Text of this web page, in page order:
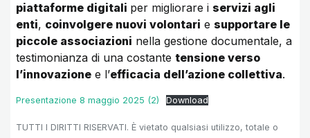
piattaforme digitali per migliorare i servizi agli
enti, coinvolgere nuovi volontari e supportare le
piccole associazioni nella gestione documentale, a
testimonianza di una costante tensione verso
l’innovazione e l’efficacia dell’azione collettiva.
Presentazione 8 maggio 2025 (2) Download
TUTTI I DIRITTI RISERVATI. È vietato qualsiasi utilizzo, totale o